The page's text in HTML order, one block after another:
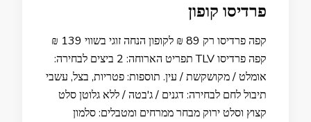
פרדיסו קופון
קפה פרדיסו רק 89 ₪ לקופון הנחה זוגי בשווי 139 ₪
קפה פרדיסו TLV תפריט הארוחה: 2 ביצים לבחירה:
אומלט / מקושקשת / עין. תוספות: פטריות, בצל, עשבי
תיבול לחם לבחירה: דגנים / ג'בטה / ללא גלוטן סלט
קצוץ וסלט ירוק מבחר ממרחים ומטבלים: סלמון